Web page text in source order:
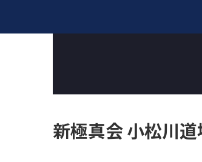
新極真会 小松川道